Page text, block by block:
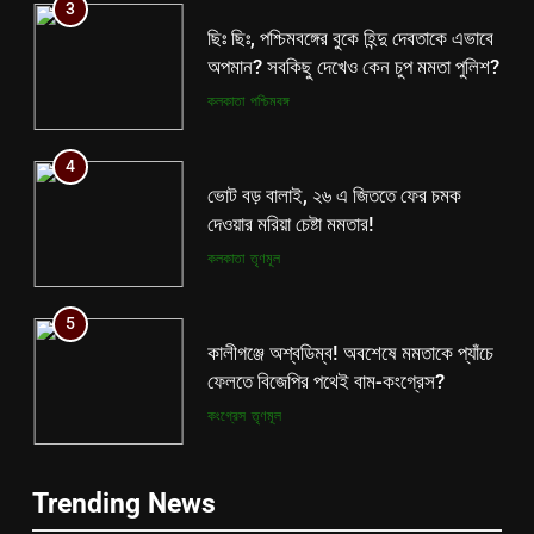
3
ছিঃ ছিঃ, পশ্চিমবঙ্গের বুকে হিন্দু দেবতাকে এভাবে
অপমান? সবকিছু দেখেও কেন চুপ মমতা পুলিশ?
কলকাতা পশ্চিমবঙ্গ
4
ভোট বড় বালাই, ২৬ এ জিততে ফের চমক
দেওয়ার মরিয়া চেষ্টা মমতার!
কলকাতা তৃণমূল
5
কালীগঞ্জে অশ্বডিম্ব! অবশেষে মমতাকে প্যাঁচে
ফেলতে বিজেপির পথেই বাম-কংগ্রেস?
কংগ্রেস তৃণমূল
ফের শুরু ভারত-পাক যুদ্ধ? কোমর ভাঙতেই
Trending News
5
কালীগঞ্জে অশ্বডিম্ব! অবশেষে মমতাকে প্যাঁচে